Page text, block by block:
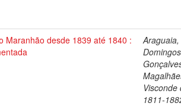
Maranhão desde 1839 até 1840 :
Araguaia,
Visconde
1811-